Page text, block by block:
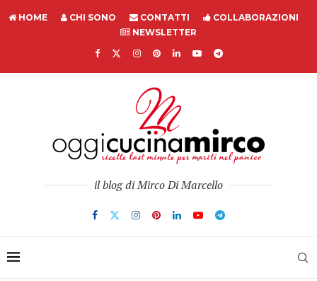
HOME CHI SONO CONTATTI
COLLABORAZIONI
NEWSLETTER
il blog di Mirco Di Marcello